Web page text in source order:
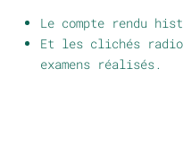
Le compte rendu
Et les clichés
examens réalisés.